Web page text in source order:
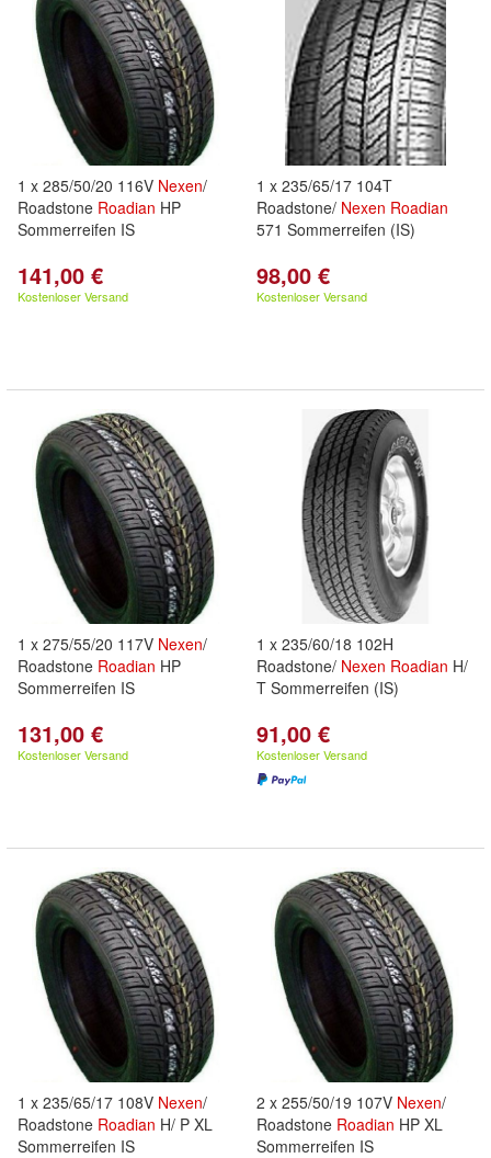
1 x 285/50/20 116V Nexen/
Roadstone Roadian HP
Sommerreifen IS
141,00 €
Kostenloser Versand
1 x 235/65/17 104T
Roadstone/ Nexen Roadian
571 Sommerreifen (IS)
98,00 €
Kostenloser Versand
1 x 275/55/20 117V Nexen/
Roadstone Roadian HP
Sommerreifen IS
131,00 €
Kostenloser Versand
1 x 235/60/18 102H
Roadstone/ Nexen Roadian H/
T Sommerreifen (IS)
91,00 €
Kostenloser Versand
1 x 235/65/17 108V Nexen/
Roadstone Roadian H/ P XL
Sommerreifen IS
2 x 255/50/19 107V Nexen/
Roadstone Roadian HP XL
Sommerreifen IS